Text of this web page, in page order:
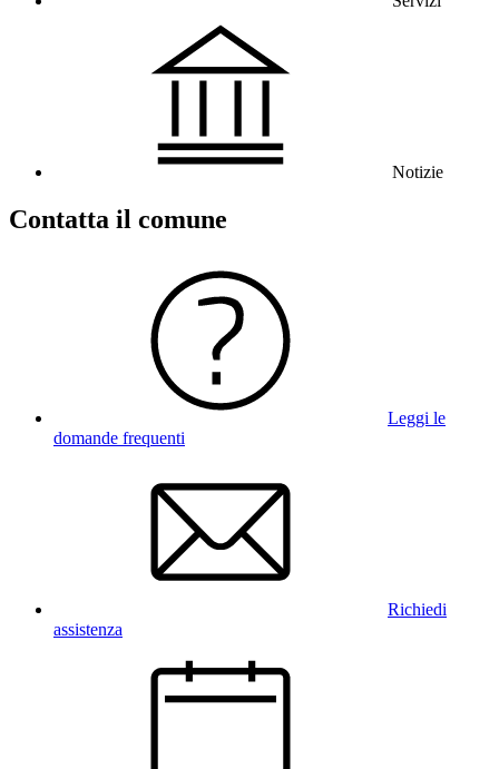
Notizie
Contatta il comune
Leggi le
domande frequenti
Richiedi
assistenza